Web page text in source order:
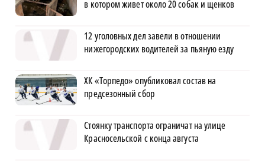
в котором живет около 20 собак и щенков
12 уголовных дел завели в отношении
нижегородских водителей за пьяную езду
ХК «Торпедо» опубликовал состав на
предсезонный сбор
Стоянку транспорта ограничат на улице
Красносельской с конца августа